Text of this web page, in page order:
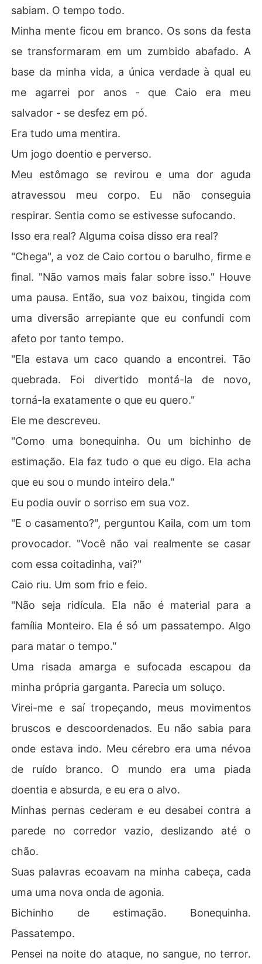
sabiam. O tempo todo.
Minha mente ficou em branco. Os sons da festa
se transformaram em um zumbido abafado. A
base da minha vida, a única verdade à qual eu
me agarrei por anos - que Caio era meu
salvador - se desfez em pó.
Era tudo uma mentira.
Um jogo doentio e perverso.
Meu estômago se revirou e uma dor aguda
atravessou meu corpo. Eu não conseguia
respirar. Sentia como se estivesse sufocando.
Isso era real? Alguma coisa disso era real?
"Chega", a voz de Caio cortou o barulho, firme e
final. "Não vamos mais falar sobre isso." Houve
uma pausa. Então, sua voz baixou, tingida com
uma diversão arrepiante que eu confundi com
afeto por tanto tempo.
"Ela estava um caco quando a encontrei. Tão
quebrada. Foi divertido montá-la de novo,
torná-la exatamente o que eu quero."
Ele me descreveu.
"Como uma bonequinha. Ou um bichinho de
estimação. Ela faz tudo o que eu digo. Ela acha
que eu sou o mundo inteiro dela."
Eu podia ouvir o sorriso em sua voz.
"E o casamento?", perguntou Kaila, com um tom
provocador. "Você não vai realmente se casar
com essa coitadinha, vai?"
Caio riu. Um som frio e feio.
"Não seja ridícula. Ela não é material para a
família Monteiro. Ela é só um passatempo. Algo
para matar o tempo."
Uma risada amarga e sufocada escapou da
minha própria garganta. Parecia um soluço.
Virei-me e saí tropeçando, meus movimentos
bruscos e descoordenados. Eu não sabia para
onde estava indo. Meu cérebro era uma névoa
de ruído branco. O mundo era uma piada
doentia e absurda, e eu era o alvo.
Minhas pernas cederam e eu desabei contra a
parede no corredor vazio, deslizando até o
chão.
Suas palavras ecoavam na minha cabeça, cada
uma uma nova onda de agonia.
Bichinho de estimação. Bonequinha.
Passatempo.
Pensei na noite do ataque, no sangue, no terror.